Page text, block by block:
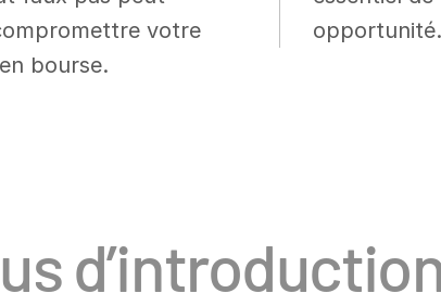
votre
bourse.
opportunité.